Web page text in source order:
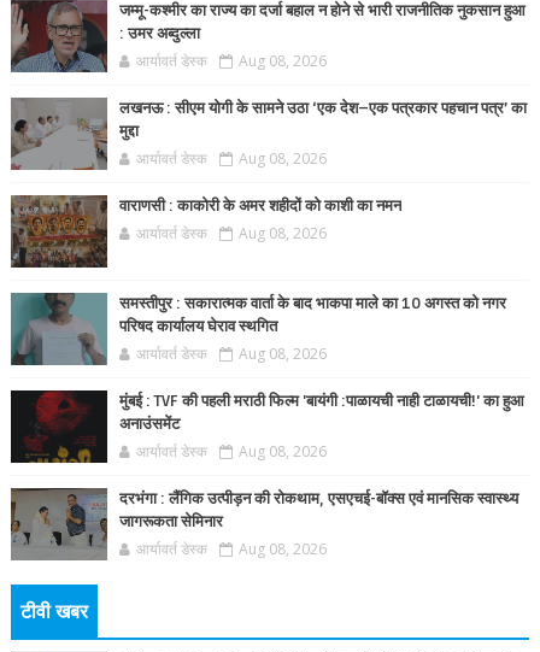
जम्मू-कश्मीर का राज्य का दर्जा बहाल न होने से भारी राजनीतिक नुकसान हुआ
: उमर अब्दुल्ला
आर्यावर्त डेस्क Aug 08, 2026
लखनऊ : सीएम योगी के सामने उठा ‘एक देश–एक पत्रकार पहचान पत्र’ का
मुद्दा
आर्यावर्त डेस्क Aug 08, 2026
वाराणसी : काकोरी के अमर शहीदों को काशी का नमन
आर्यावर्त डेस्क Aug 08, 2026
समस्तीपुर : सकारात्मक वार्ता के बाद भाकपा माले का 10 अगस्त को नगर
परिषद कार्यालय घेराव स्थगित
आर्यावर्त डेस्क Aug 08, 2026
मुंबई : TVF की पहली मराठी फिल्म 'बायंगी :पाळायची नाही टाळायची!' का हुआ
अनाउंसमेंट
आर्यावर्त डेस्क Aug 08, 2026
दरभंगा : लैंगिक उत्पीड़न की रोकथाम, एसएचई-बॉक्स एवं मानसिक स्वास्थ्य
जागरूकता सेमिनार
आर्यावर्त डेस्क Aug 08, 2026
टीवी खबर